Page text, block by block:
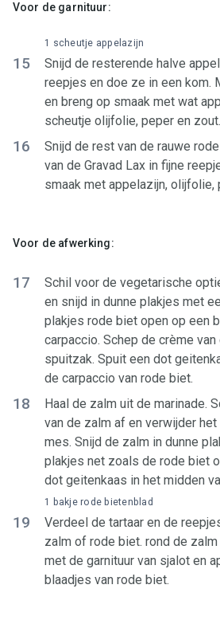
Voor de garnituur:
15
Snijd de resterende halve
reepjes en doe ze in een kom.
en breng op smaak met wat
scheutje olijfolie, peper en zout.
1 scheutje appelazijn
16
Snijd de rest van de rauwe
van de Gravad Lax in fijne
smaak met appelazijn, olijfolie,
Voor de afwerking:
17
Schil voor de vegetarische
en snijd in dunne plakjes met
plakjes rode biet open op een
carpaccio. Schep de crème
spuitzak. Spuit een dot
de carpaccio van rode biet.
18
Haal de zalm uit de marinade.
van de zalm af en verwijder
mes. Snijd de zalm in dunne
plakjes net zoals de rode biet
dot geitenkaas in het midden
19
Verdeel de tartaar en de
zalm of rode biet. rond de
met de garnituur van sjalot en
blaadjes van rode biet.
1 bakje rode bietenblad